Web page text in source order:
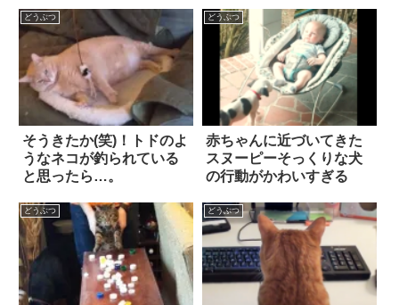
どうぶつ
そうきたか(笑)！トドのよ
うなネコが釣られている
と思ったら…。
どうぶつ
赤ちゃんに近づいてきた
スヌーピーそっくりな犬
の行動がかわいすぎる
どうぶつ どうぶつ